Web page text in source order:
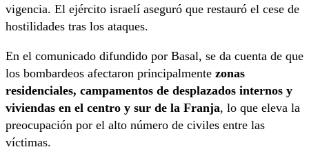
vigencia. El ejército israelí aseguró que restauró el cese de
hostilidades tras los ataques.
En el comunicado difundido por Basal, se da cuenta de que
los bombardeos afectaron principalmente zonas
residenciales, campamentos de desplazados internos y
viviendas en el centro y sur de la Franja, lo que eleva la
preocupación por el alto número de civiles entre las
víctimas.